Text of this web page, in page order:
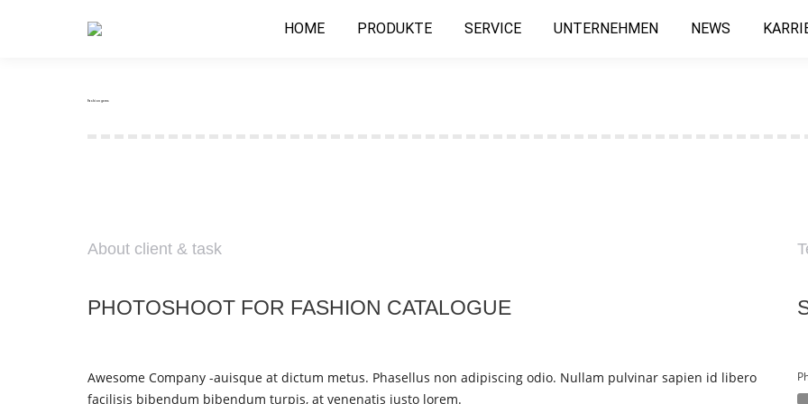
HOME PRODUKTE SERVICE UNTERNEHMEN NEWS
Fashion gems
About client & task
PHOTOSHOOT FOR FASHION CATALOGUE
Awesome Company -auisque at dictum metus. Phasellus non adipiscing odio. Nullam pulvinar sapien id libero
facilisis bibendum bibendum turpis, at venenatis justo lorem.